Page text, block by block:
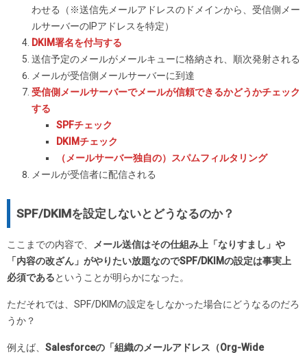
わせる（※送信先メールアドレスのドメインから、受信側メー
ルサーバーのIPアドレスを特定）
DKIM署名を付与する
送信予定のメールがメールキューに格納され、順次発射される
メールが受信側メールサーバーに到達
受信側メールサーバーでメールが信頼できるかどうかチェック
する
SPFチェック
DKIMチェック
（メールサーバー独自の）スパムフィルタリング
メールが受信者に配信される
SPF/DKIMを設定しないとどうなるのか？
ここまでの内容で、
メール送信はその仕組み上「なりすまし」や
「内容の改ざん」がやりたい放題なのでSPF/DKIMの設定は事実上
必須であるということが明らかになった。
ただそれでは、SPF/DKIMの設定をしなかった場合にどうなるのだろ
うか？
例えば、 Salesforceの「組織のメールアドレス（Org-Wide